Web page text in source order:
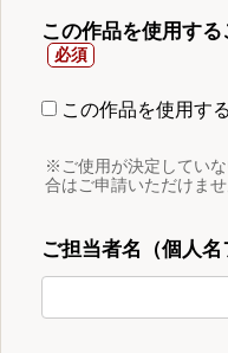
この作品を使用す
この作品を使用す
※ご使用が決定してい
合はご申請いただけませ
ご担当者名（個人名